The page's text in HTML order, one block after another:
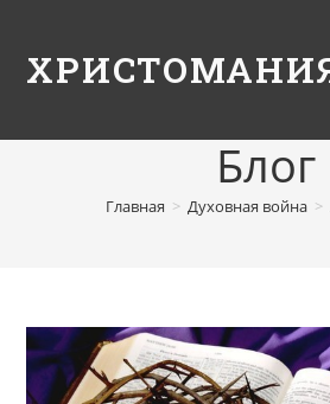
Блог
Главная > Духовная война >